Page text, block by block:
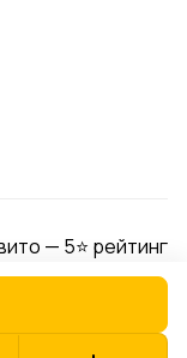
— 5⭐ рейтинг